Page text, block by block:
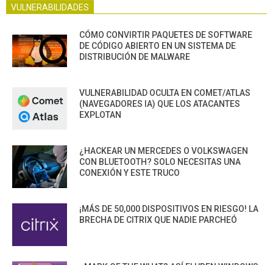
VULNERABILIDADES
CÓMO CONVIRTIR PAQUETES DE SOFTWARE
DE CÓDIGO ABIERTO EN UN SISTEMA DE
DISTRIBUCIÓN DE MALWARE
VULNERABILIDAD OCULTA EN COMET/ATLAS
(NAVEGADORES IA) QUE LOS ATACANTES
EXPLOTAN
¿HACKEAR UN MERCEDES O VOLKSWAGEN
CON BLUETOOTH? SOLO NECESITAS UNA
CONEXIÓN Y ESTE TRUCO
¡MÁS DE 50,000 DISPOSITIVOS EN RIESGO! LA
BRECHA DE CITRIX QUE NADIE PARCHEÓ